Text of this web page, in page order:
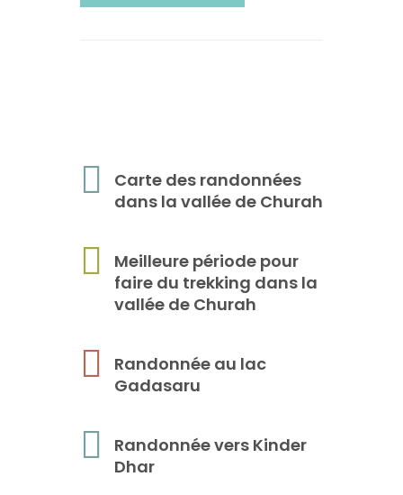
Carte des randonnées
dans la vallée de Churah
Meilleure période pour
faire du trekking dans la
vallée de Churah
Randonnée au lac
Gadasaru
Randonnée vers Kinder
Dhar